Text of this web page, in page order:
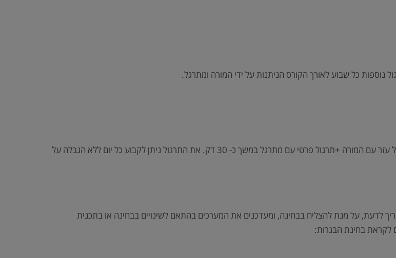
כל מפגש הוא בן 5.5 שעות, בנוסף מתקיימות לפחות שעתיים שבועיות של עזר עם המורה +תרגול פרטי עם מתרגל במשך כ- 30 דק. את התרגול ניתן לקבוע כל יום ללא הגבלה על
לדעת, על מנת להצליח בבחינה, ומעדכנים את המערכים בהתאם לשינויים בבחינה או בתכנית
לקראת בחינת הבגרות: